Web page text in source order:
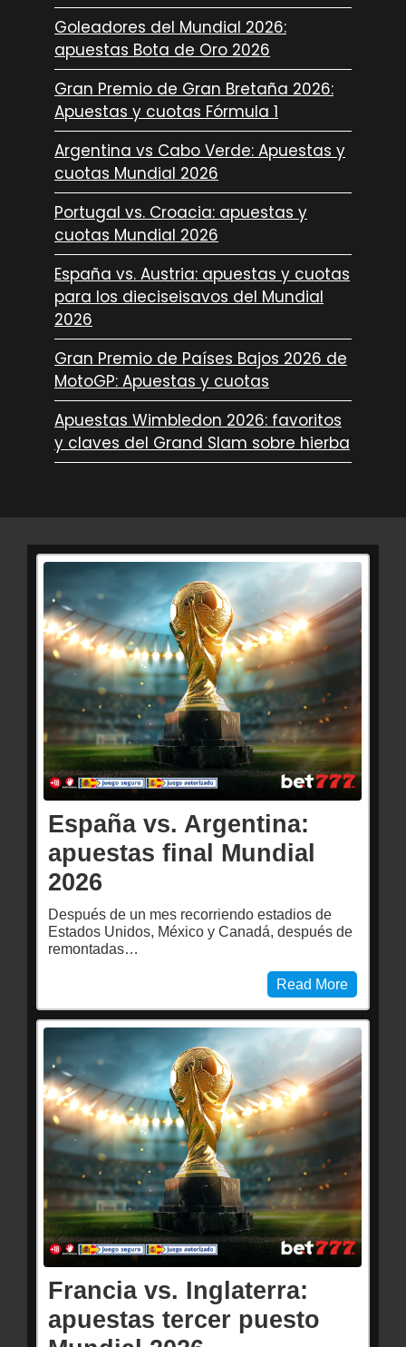
Goleadores del Mundial 2026:
apuestas Bota de Oro 2026
Gran Premio de Gran Bretaña 2026:
Apuestas y cuotas Fórmula 1
Argentina vs Cabo Verde: Apuestas y
cuotas Mundial 2026
Portugal vs. Croacia: apuestas y
cuotas Mundial 2026
España vs. Austria: apuestas y cuotas
para los dieciseisavos del Mundial
2026
Gran Premio de Países Bajos 2026 de
MotoGP: Apuestas y cuotas
Apuestas Wimbledon 2026: favoritos
y claves del Grand Slam sobre hierba
España vs. Argentina:
apuestas final Mundial
2026
Después de un mes recorriendo estadios de
Estados Unidos, México y Canadá, después de
remontadas…
Read More
Francia vs. Inglaterra:
apuestas tercer puesto